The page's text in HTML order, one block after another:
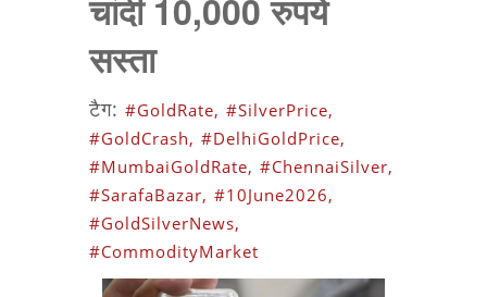
चांदी 10,000 रुपये
सस्ता
टैग: #GoldRate, #SilverPrice,
#GoldCrash, #DelhiGoldPrice,
#MumbaiGoldRate, #ChennaiSilver,
#SarafaBazar, #10June2026,
#GoldSilverNews,
#CommodityMarket